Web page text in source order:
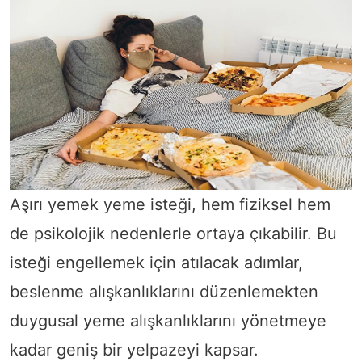
Aşırı yemek yeme isteği, hem fiziksel hem
de psikolojik nedenlerle ortaya çıkabilir. Bu
isteği engellemek için atılacak adımlar,
beslenme alışkanlıklarını düzenlemekten
duygusal yeme alışkanlıklarını yönetmeye
kadar geniş bir yelpazeyi kapsar.